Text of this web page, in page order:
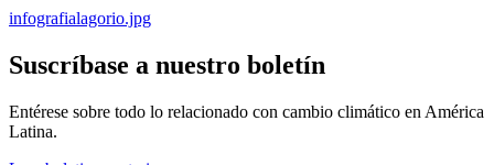
infografialagorio.jpg
Suscríbase a nuestro boletín
Entérese sobre todo lo relacionado con cambio climático en América
Latina.